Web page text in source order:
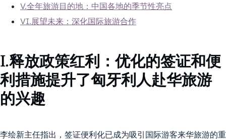
V.全年旅游目的地：中国各地的季节性亮点
VI.展望未来：深化国际旅游合作
I.释放政策红利：优化的签证和便
利措施提升了匈牙利人赴华旅游
的兴趣
李绘新主任指出，签证便利化已成为吸引国际游客来华旅游的重